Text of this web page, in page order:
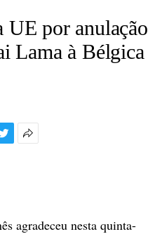
UE por anulação
Lama à Bélgica
agradeceu nesta quinta-